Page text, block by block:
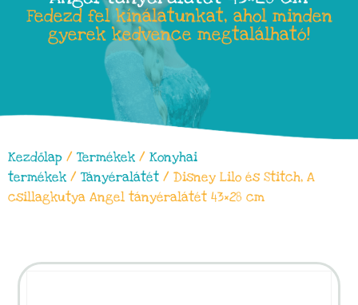
Fedezd fel kínálatunkat, ahol minden
gyerek kedvence megtalálható!
Kezdőlap / Termékek / Konyhai
termékek / Tányéralátét / Disney Lilo és Stitch, A
csillagkutya Angel tányéralátét 43×28 cm